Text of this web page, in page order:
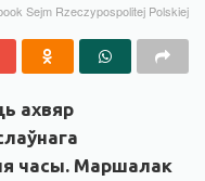
Sejm Rzeczypospolitej Polskiej
ахвяр
часы. Маршалак